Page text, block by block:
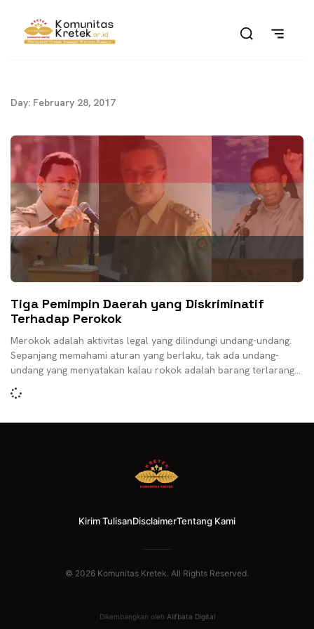
Day: February 28, 2017
Tiga Pemimpin Daerah yang Diskriminatif
Terhadap Perokok
Merokok adalah aktivitas legal yang dilindungi undang-undang.
Sepanjang memahami aturan yang berlaku, tak ada undang-
undang yang menyatakan kalau rokok adalah barang terlarang.
Selama mengikuti aturan
Kirim TulisanDisclaimerTentang Kami
© 2026 Komunitas Kretek. All Rights Reserved.
Dikembangkan oleh Alifbata Digital